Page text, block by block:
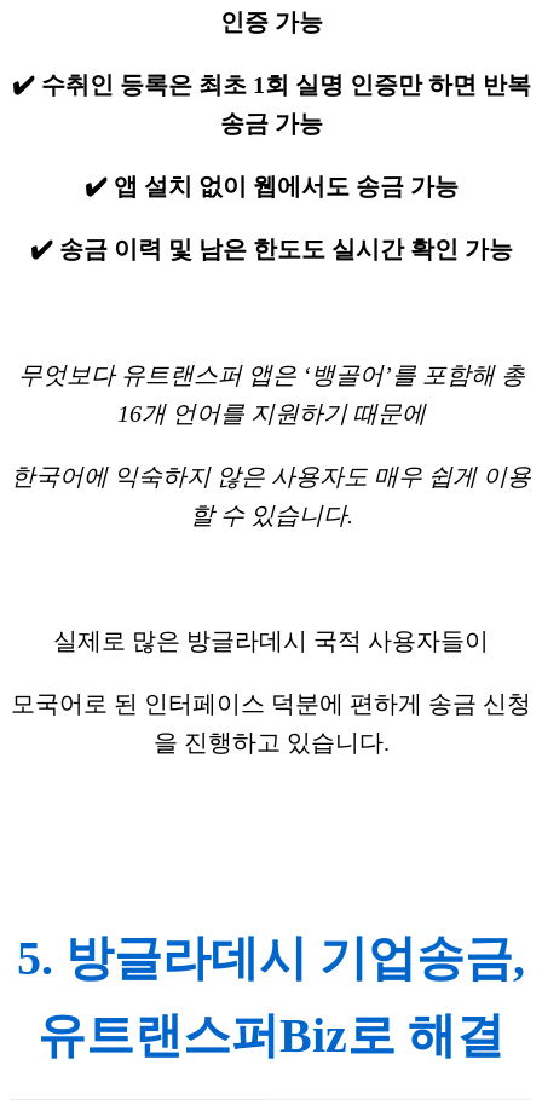
인증 가능
✔️ 수취인 등록은 최초 1회 실명 인증만 하면 반복
송금 가능
✔️ 앱 설치 없이 웹에서도 송금 가능
✔️ 송금 이력 및 남은 한도도 실시간 확인 가능
무엇보다 유트랜스퍼 앱은 ‘뱅골어’를 포함해 총
16개 언어를 지원하기 때문에
한국어에 익숙하지 않은 사용자도 매우 쉽게 이용
할 수 있습니다.
실제로 많은 방글라데시 국적 사용자들이
모국어로 된 인터페이스 덕분에 편하게 송금 신청
을 진행하고 있습니다.
5. 방글라데시 기업송금,
유트랜스퍼Biz로 해결